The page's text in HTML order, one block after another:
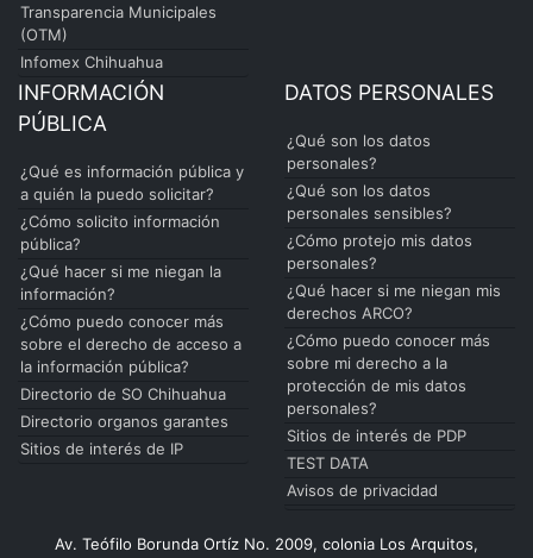
Transparencia Municipales
(OTM)
Infomex Chihuahua
INFORMACIÓN
PÚBLICA
¿Qué es información pública y
a quién la puedo solicitar?
¿Cómo solicito información
pública?
¿Qué hacer si me niegan la
información?
¿Cómo puedo conocer más
sobre el derecho de acceso a
la información pública?
Directorio de SO Chihuahua
Directorio organos garantes
Sitios de interés de IP
DATOS PERSONALES
¿Qué son los datos
personales?
¿Qué son los datos
personales sensibles?
¿Cómo protejo mis datos
personales?
¿Qué hacer si me niegan mis
derechos ARCO?
¿Cómo puedo conocer más
sobre mi derecho a la
protección de mis datos
personales?
Sitios de interés de PDP
TEST DATA
Avisos de privacidad
Av. Teófilo Borunda Ortíz No. 2009, colonia Los Arquitos,